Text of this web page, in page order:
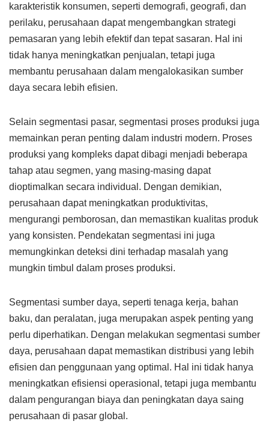
karakteristik konsumen, seperti demografi, geografi, dan
perilaku, perusahaan dapat mengembangkan strategi
pemasaran yang lebih efektif dan tepat sasaran. Hal ini
tidak hanya meningkatkan penjualan, tetapi juga
membantu perusahaan dalam mengalokasikan sumber
daya secara lebih efisien.
Selain segmentasi pasar, segmentasi proses produksi juga
memainkan peran penting dalam industri modern. Proses
produksi yang kompleks dapat dibagi menjadi beberapa
tahap atau segmen, yang masing-masing dapat
dioptimalkan secara individual. Dengan demikian,
perusahaan dapat meningkatkan produktivitas,
mengurangi pemborosan, dan memastikan kualitas produk
yang konsisten. Pendekatan segmentasi ini juga
memungkinkan deteksi dini terhadap masalah yang
mungkin timbul dalam proses produksi.
Segmentasi sumber daya, seperti tenaga kerja, bahan
baku, dan peralatan, juga merupakan aspek penting yang
perlu diperhatikan. Dengan melakukan segmentasi sumber
daya, perusahaan dapat memastikan distribusi yang lebih
efisien dan penggunaan yang optimal. Hal ini tidak hanya
meningkatkan efisiensi operasional, tetapi juga membantu
dalam pengurangan biaya dan peningkatan daya saing
perusahaan di pasar global.